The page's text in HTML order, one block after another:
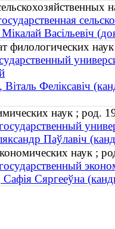
Васільевіч
филологических
Віталь Феліксавіч
наук ; род.
Паўлавіч
наук ;
Сафія Сяргееўна